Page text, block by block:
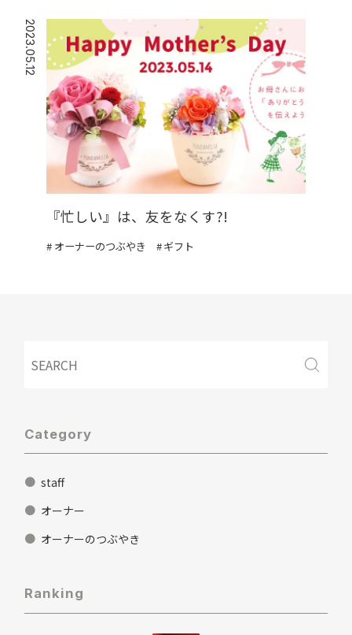
2023.05.12
『忙しい』は、友をなくす?!
オーナーのつぶやき ギフト
Category
staff
オーナー
オーナーのつぶやき
Ranking